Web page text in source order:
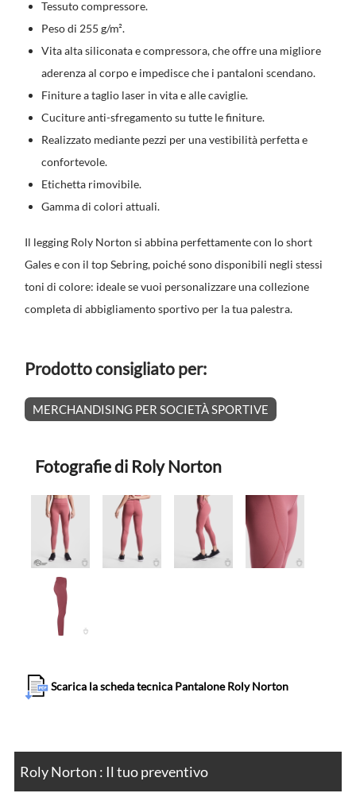
Tessuto compressore.
Peso di 255 g/m².
Vita alta siliconata e compressora, che offre una migliore
aderenza al corpo e impedisce che i pantaloni scendano.
Finiture a taglio laser in vita e alle caviglie.
Cuciture anti-sfregamento su tutte le finiture.
Realizzato mediante pezzi per una vestibilità perfetta e
confortevole.
Etichetta rimovibile.
Gamma di colori attuali.
Il legging Roly Norton si abbina perfettamente con lo short
Gales e con il top Sebring, poiché sono disponibili negli stessi
toni di colore: ideale se vuoi personalizzare una collezione
completa di abbigliamento sportivo per la tua palestra.
Prodotto consigliato per:
MERCHANDISING PER SOCIETÀ SPORTIVE
Fotografie di Roly Norton
Scarica la scheda tecnica Pantalone Roly Norton
Roly Norton : Il tuo preventivo